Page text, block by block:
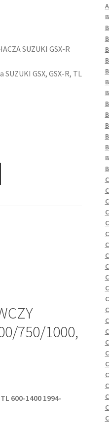
SUZUKI GSX-R
GSX, GSX-R, TL
750/1000,
600-1400 1994-